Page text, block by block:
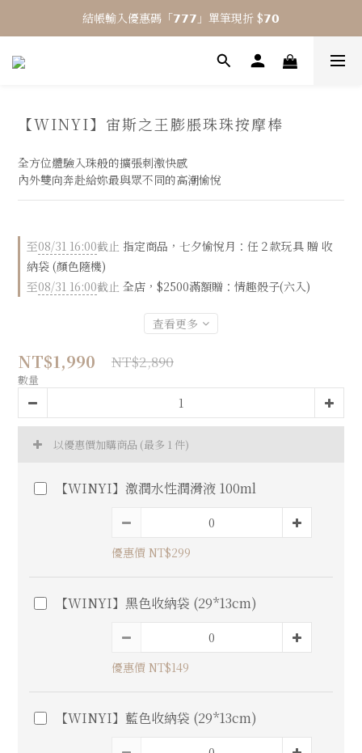
⎯ 𝟴 月活動 WINYI 七夕愉悅月⎯
結帳輸入優惠碼「𝟳𝟳𝟳」單筆現折 $𝟳𝟬
⎯ 𝟴 月活動 WINYI 七夕愉悅月⎯
【WINYI】宙斯之王膨脹珠珠按摩棒
全方位體驗入珠般的擴張刺激快感
內外雙向奔赴給妳最與眾不同的高潮愉悅
至08/31 16:00截止 指定商品，七夕愉悅月：任２款玩具 贈 收
納袋 (顏色隨機)
至08/31 16:00截止 全店，$2500滿額贈：情趣骰子(六入)
查看更多
NT$1,990 NT$2,890
數量
以優惠價加購商品 (最多 1 件)
【WINYI】激潤水性潤滑液 100ml
優惠價 NT$299
【WINYI】黑色收納袋 (29*13cm)
優惠價 NT$149
【WINYI】藍色收納袋 (29*13cm)